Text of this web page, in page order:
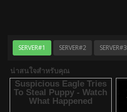
SERVER#1 SERVER#2 SERVER#3